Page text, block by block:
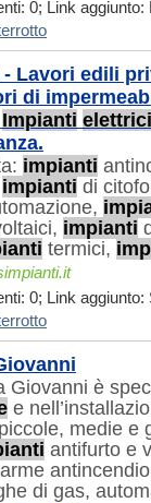
0; Link aggiunto:
Lavori edili
di
Impianti elettrici
impianti
impianti di
impianti
termici,
0; Link aggiunto:
Giovanni è
e
medie e
antifurto e
di gas,